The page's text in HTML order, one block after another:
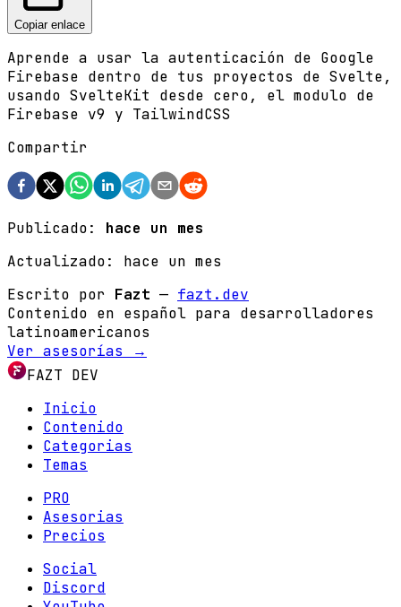
Copiar enlace
Aprende a usar la autenticación de Google
Firebase dentro de tus proyectos de Svelte,
usando SvelteKit desde cero, el modulo de
Firebase v9 y TailwindCSS
Compartir
Publicado:
hace un mes
Actualizado: hace un mes
Escrito por Fazt — fazt.dev
Contenido en español para desarrolladores
latinoamericanos
Ver asesorías →
FAZT DEV
Inicio
Contenido
Categorias
Temas
PRO
Asesorias
Precios
Social
Discord